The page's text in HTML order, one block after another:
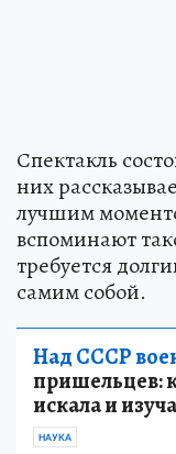
Спектакль
них
лучшим
вспоминают
требуется
самим собой.
Над СССР
пришельцев:
искала и
НАУКА